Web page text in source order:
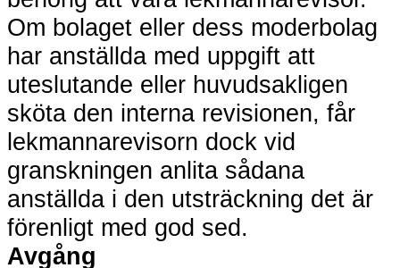
Om bolaget eller dess moderbolag
har anställda med uppgift att
uteslutande eller huvudsakligen
sköta den interna revisionen, får
lekmannarevisorn dock vid
granskningen anlita sådana
anställda i den utsträckning det är
förenligt med god sed.
Avgång